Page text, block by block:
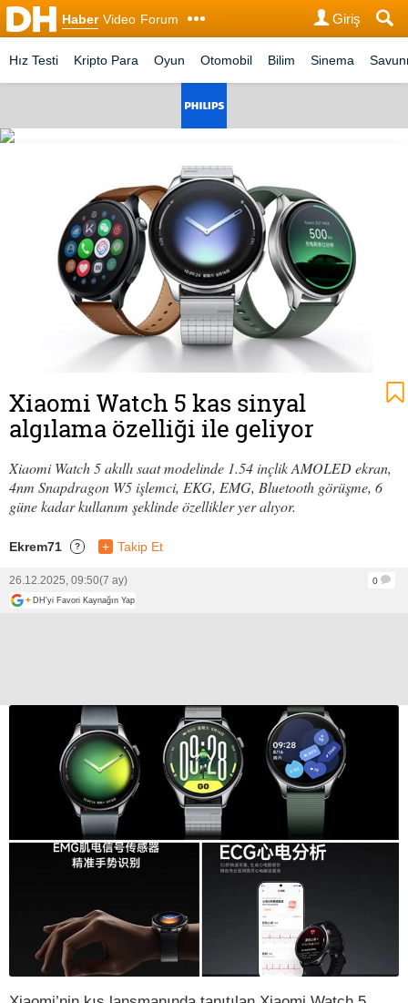
Haber Video Forum Giriş
Hız Testi Kripto Para Oyun Otomobil Bilim Sinema
Xiaomi Watch 5 kas sinyal
algılama özelliği ile geliyor
Xiaomi Watch 5 akıllı saat modelinde 1.54 inçlik AMOLED ekran,
4nm Snapdragon W5 işlemci, EKG, EMG, Bluetooth görüşme, 6
güne kadar kullanım şeklinde özellikler yer alıyor.
Ekrem71 ? + Takip Et
26.12.2025, 09:50(7 ay)
0
+ DH'yi Favori Kaynağın Yap